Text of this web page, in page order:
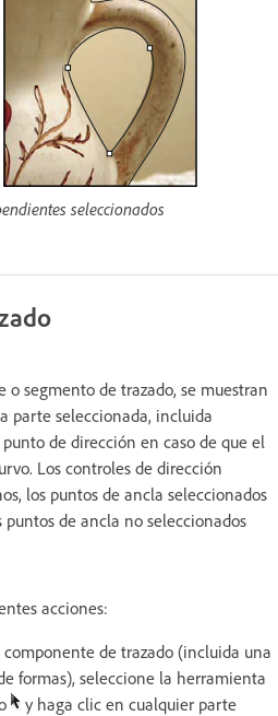
seleccionados
segmento de trazado, se muestran
parte seleccionada, incluida
de dirección en caso de que el
Los controles de dirección
los puntos de ancla seleccionados
de ancla no seleccionados
acciones:
de trazado (incluida una
formas), seleccione la herramienta
y haga clic en cualquier parte